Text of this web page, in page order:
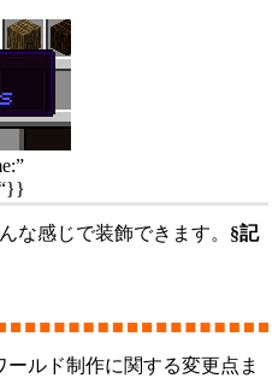
な感じで装飾できます。 §記
ールド制作に関する変更点ま